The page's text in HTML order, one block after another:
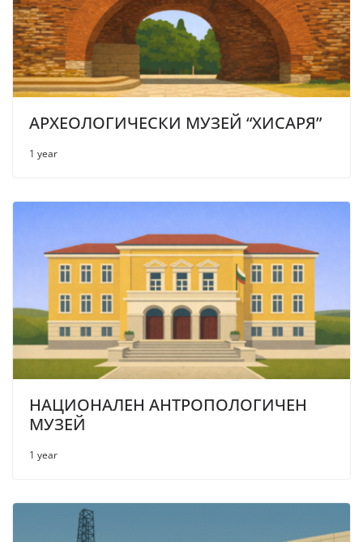
АРХЕОЛОГИЧЕСКИ МУЗЕЙ “ХИСАРЯ”
1 year
НАЦИОНАЛЕН АНТРОПОЛОГИЧЕН
МУЗЕЙ
1 year